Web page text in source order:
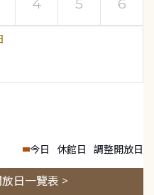
4 5 6
今日 休館日 調整開放日
日一覽表 >